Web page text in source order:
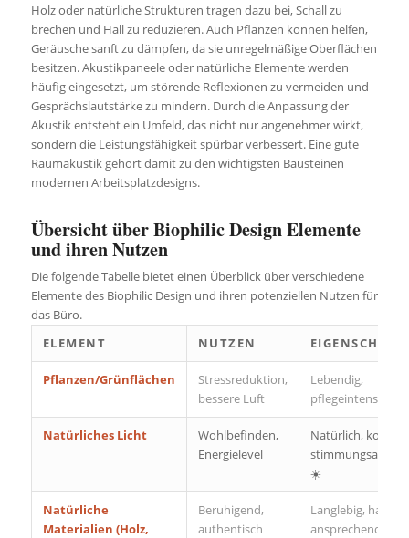
Holz oder natürliche Strukturen tragen dazu bei, Schall zu
brechen und Hall zu reduzieren. Auch Pflanzen können helfen,
Geräusche sanft zu dämpfen, da sie unregelmäßige Oberflächen
besitzen. Akustikpaneele oder natürliche Elemente werden
häufig eingesetzt, um störende Reflexionen zu vermeiden und
Gesprächslautstärke zu mindern. Durch die Anpassung der
Akustik entsteht ein Umfeld, das nicht nur angenehmer wirkt,
sondern die Leistungsfähigkeit spürbar verbessert. Eine gute
Raumakustik gehört damit zu den wichtigsten Bausteinen
modernen Arbeitsplatzdesigns.
Übersicht über Biophilic Design Elemente
und ihren Nutzen
Die folgende Tabelle bietet einen Überblick über verschiedene
Elemente des Biophilic Design und ihren potenziellen Nutzen für
das Büro.
ELEMENT
NUTZEN
Pflanzen/Grünflächen
Stressreduktion,
bessere Luft
Lebendig,
pflegeintensiv 🌱
Natürliches Licht
Wohlbefinden,
Energielevel
Natürlich,
☀️
Natürliche
Materialien (Holz,
Beruhigend,
authentisch
Langlebig,
ansprechend 🧱